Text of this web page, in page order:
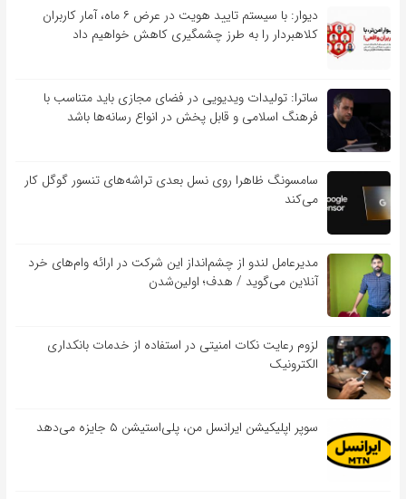
دیوار: با سیستم تایید هویت در عرض ۶ ماه، آمار کاربران
کلاهبردار را به طرز چشمگیری کاهش خواهیم داد
ساترا: تولیدات ویدیویی در فضای مجازی باید متناسب با
فرهنگ اسلامی و قابل پخش در انواع رسانه‌ها باشد
سامسونگ ظاهرا روی نسل بعدی تراشه‌های تنسور گوگل کار
می‌کند
مدیرعامل لندو از چشم‌انداز این شرکت در ارائه وام‌های خرد
آنلاین می‌گوید / هدف؛ اولین‌شدن
لزوم رعایت نکات امنیتی در استفاده از خدمات بانکداری
الکترونیک
سوپر اپلیکیشن ایرانسل من، پلی‌استیشن ۵ جایزه می‌دهد